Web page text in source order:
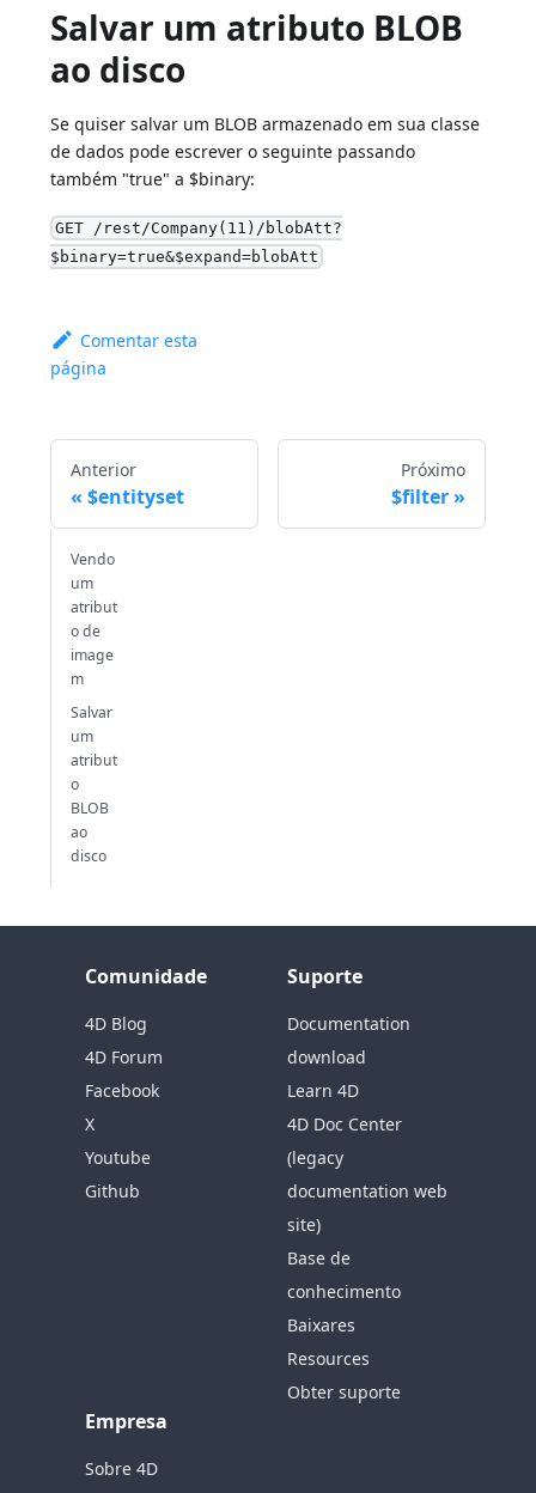
Salvar um atributo BLOB
ao disco
Se quiser salvar um BLOB armazenado em sua classe
de dados pode escrever o seguinte passando
também "true" a $binary:
GET /rest/Company(11)/blobAtt?
$binary=true&$expand=blobAtt
Comentar esta
página
Anterior
$entityset
Próximo
$filter
Vendo
um
atribut
o de
image
m
Salvar
um
atribut
o
BLOB
ao
disco
Comunidade
4D Blog
4D Forum
Facebook
X
Youtube
Github
Suporte
Documentation
download
Learn 4D
4D Doc Center
(legacy
documentation web
site)
Base de
conhecimento
Baixares
Resources
Obter suporte
Empresa
Sobre 4D